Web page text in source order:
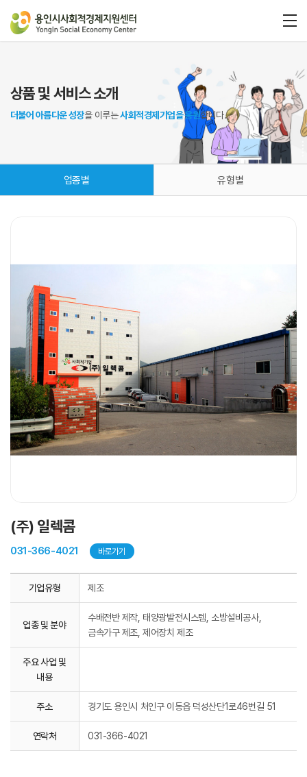
상품 및 서비스 소개
더불어 아름다운 성장을 이루는사회적경제기업을 응원합니다.
업종별 유형별
(주) 일렉콤
031-366-4021 바로가기
기업유형 제조
업종 및 분야
수배전반 제작, 태양광발전시스템, 소방설비공사,
금속가구 제조, 제어장치 제조
주요 사업 및
내용
주소 경기도 용인시 처인구 이동읍 덕성산단1로46번길 51
연락처 031-366-4021